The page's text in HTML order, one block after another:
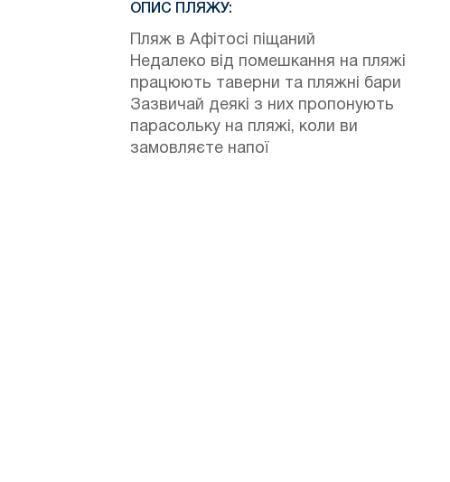
ОПИС ПЛЯЖУ:
Пляж в Афітосі піщаний
Недалеко від помешкання на пляжі
працюють таверни та пляжні бари
Зазвичай деякі з них пропонують
парасольку на пляжі, коли ви
замовляєте напої